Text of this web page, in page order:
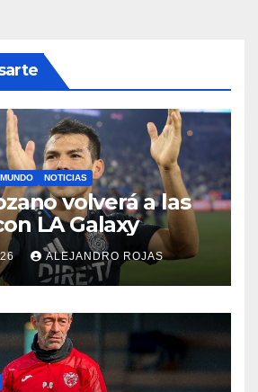
NOTICIAS
volverá a las
LA Galaxy
ALEJANDRO ROJAS